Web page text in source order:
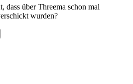
dass über Threema schon mal
wurden?